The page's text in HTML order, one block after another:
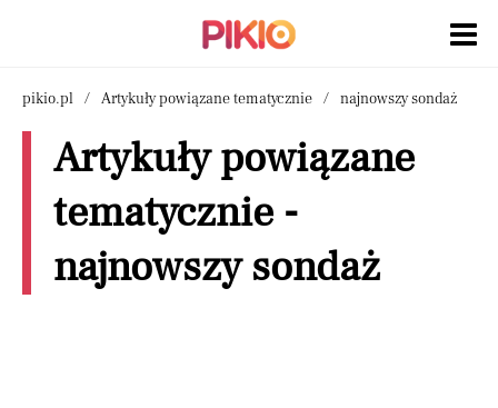
pikio.pl Artykuły powiązane tematycznie najnowszy sondaż
Artykuły powiązane
tematycznie -
najnowszy sondaż